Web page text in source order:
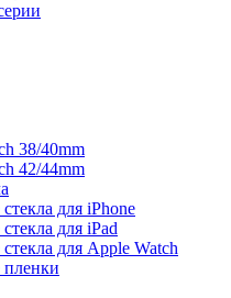
38/40mm
42/44mm
для iPhone
для iPad
для Apple Watch